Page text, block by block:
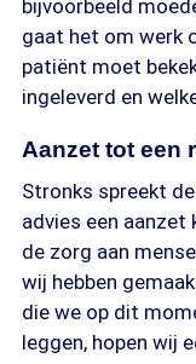
bijvoorbeeld
gaat het om werk
patiënt moet
ingeleverd en
Aanzet tot een
Stronks spreekt
advies een
de zorg aan
wij hebben
die we op dit
leggen, hopen wij